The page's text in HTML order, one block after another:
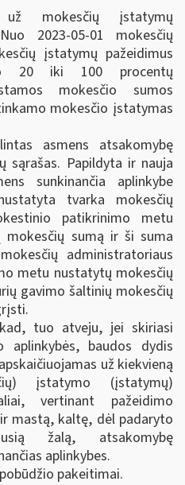
už mokesčių įstatymų
2023-05-01 mokesčių
įstatymų pažeidimus
20 iki 100 procentų
mokesčio sumos
mokesčio įstatymas
asmens atsakomybę
sąrašas. Papildyta ir nauja
sunkinančia aplinkybe
tvarka mokesčių
patikrinimo metu
mokesčių sumą ir ši suma
administratoriaus
metu nustatytų mokesčių
gavimo šaltinių mokesčių
tuo atveju, jei skiriasi
aplinkybės, baudos dydis
už kiekvieną
įstatymo (įstatymų)
vertinant pažeidimo
mastą, kaltę, dėl padaryto
žalą, atsakomybę
aplinkybes.
pakeitimai.